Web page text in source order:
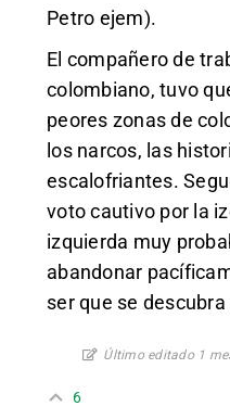
Petro ejem).
El compañero de
colombiano, tuvo
peores zonas de
los narcos, las
escalofriantes.
voto cautivo por la
izquierda muy
abandonar
ser que se
Último editado 1
6